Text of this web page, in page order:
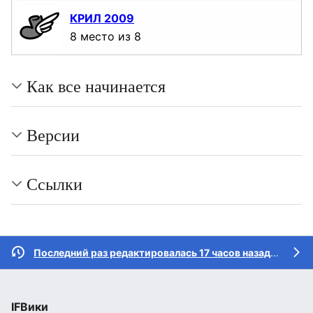
КРИЛ 2009
8 место из 8
Как все начинается
Версии
Ссылки
Последний раз редактировалась 17 часов назад
IFВики